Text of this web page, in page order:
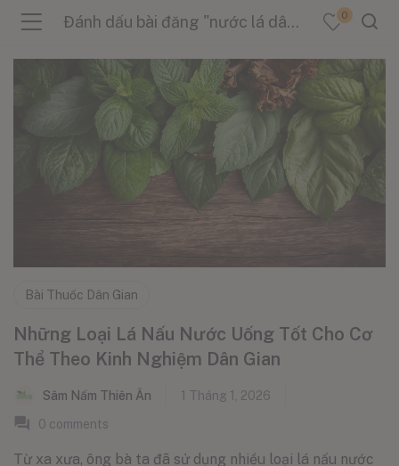
(Tin Tức )
Đánh dấu bài đăng "nước lá dân gian" 0
Bài Thuốc Dân Gian
Những Loại Lá Nấu Nước Uống Tốt Cho Cơ
Thể Theo Kinh Nghiệm Dân Gian
Sâm Nấm Thiên Ân
1 Tháng 1, 2026
0 comments
Từ xa xưa, ông bà ta đã sử dụng nhiều loại lá nấu nước